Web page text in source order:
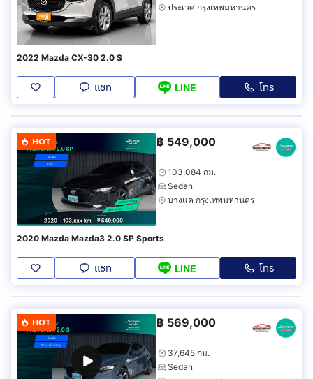
ประเวศ กรุงเทพมหานคร
2022 Mazda CX-30 2.0 S
แชท LINE โทร
HOT ฿ 549,000
103,084 กม.
Sedan
บางแค กรุงเทพมหานคร
2020 Mazda Mazda3 2.0 SP Sports
แชท LINE โทร
HOT ฿ 569,000
37,645 กม.
Sedan